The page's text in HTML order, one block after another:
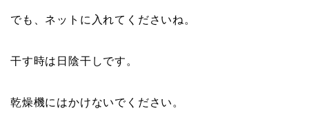
でも、ネットに入れてくださいね。
干す時は日陰干しです。
乾燥機にはかけないでください。